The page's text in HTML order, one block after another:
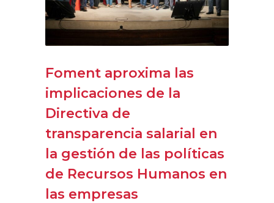
Foment aproxima las
implicaciones de la
Directiva de
transparencia salarial en
la gestión de las políticas
de Recursos Humanos en
las empresas